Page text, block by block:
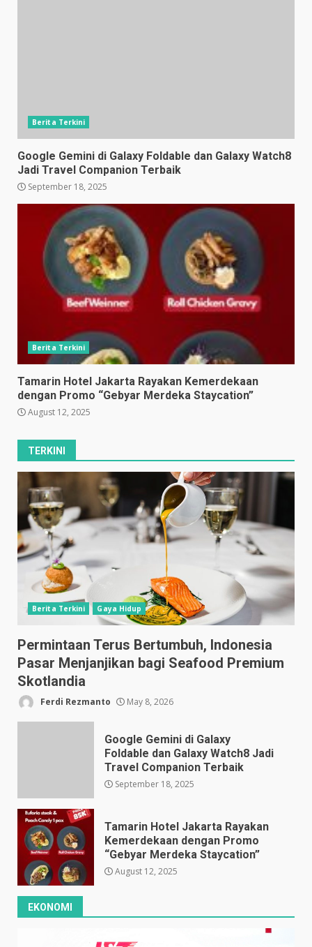
Berita Terkini
Google Gemini di Galaxy Foldable dan Galaxy Watch8
Jadi Travel Companion Terbaik
September 18, 2025
Berita Terkini
Tamarin Hotel Jakarta Rayakan Kemerdekaan
dengan Promo “Gebyar Merdeka Staycation”
August 12, 2025
TERKINI
Berita Terkini Gaya Hidup
Permintaan Terus Bertumbuh, Indonesia
Pasar Menjanjikan bagi Seafood Premium
Skotlandia
Ferdi Rezmanto May 8, 2026
Google Gemini di Galaxy
Foldable dan Galaxy Watch8 Jadi
Travel Companion Terbaik
September 18, 2025
Tamarin Hotel Jakarta Rayakan
Kemerdekaan dengan Promo
“Gebyar Merdeka Staycation”
August 12, 2025
EKONOMI